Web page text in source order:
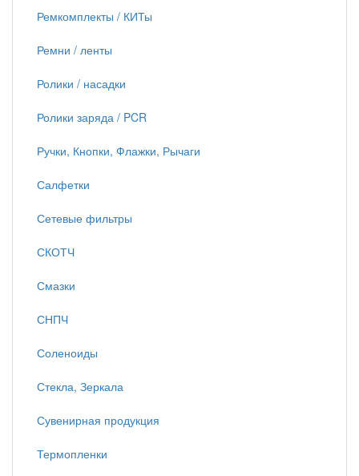
Ремкомплекты / КИТы
Ремни / ленты
Ролики / насадки
Ролики заряда / PCR
Ручки, Кнопки, Флажки, Рычаги
Салфетки
Сетевые фильтры
СКОТЧ
Смазки
СНПЧ
Соленоиды
Стекла, Зеркала
Сувенирная продукция
Термопленки